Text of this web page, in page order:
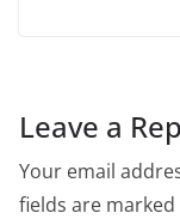
Leave a
Your email
fields are marked